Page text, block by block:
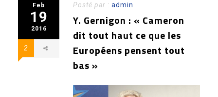
Feb
19
2016
2
Posté par :admin
Y. Gernigon : « Cameron
dit tout haut ce que les
Européens pensent tout
bas »